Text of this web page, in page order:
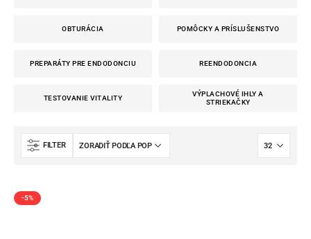
OBTURÁCIA POMÔCKY A PRÍSLUŠENSTVO
PREPARÁTY PRE ENDODONCIU REENDODONCIA
TESTOVANIE VITALITY
VÝPLACHOVÉ IHLY A
STRIEKAČKY
FILTER
-5%